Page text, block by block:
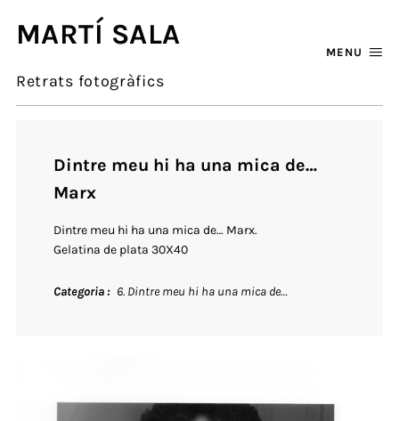
MARTÍ SALA
Retrats fotogràfics
MENU
Dintre meu hi ha una mica de…
Marx
Dintre meu hi ha una mica de… Marx.
Gelatina de plata 30X40
Categoria 6. Dintre meu hi ha una mica de…